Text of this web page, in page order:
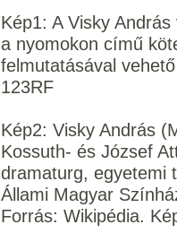
Kép1: A Visky
a nyomokon című
felmutatásával
123RF
Kép2: Visky András
Kossuth- és József
dramaturg, egyetemi
Állami Magyar
Forrás: Wikipédia.